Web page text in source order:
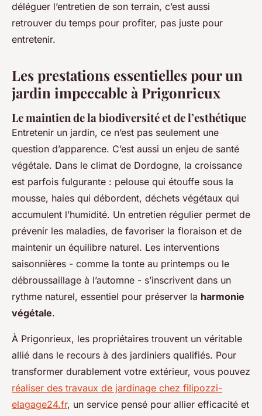
déléguer l’entretien de son terrain, c’est aussi
retrouver du temps pour profiter, pas juste pour
entretenir.
Les prestations essentielles pour un
jardin impeccable à Prigonrieux
Le maintien de la biodiversité et de l’esthétique
Entretenir un jardin, ce n’est pas seulement une
question d’apparence. C’est aussi un enjeu de santé
végétale. Dans le climat de Dordogne, la croissance
est parfois fulgurante : pelouse qui étouffe sous la
mousse, haies qui débordent, déchets végétaux qui
accumulent l’humidité. Un entretien régulier permet de
prévenir les maladies, de favoriser la floraison et de
maintenir un équilibre naturel. Les interventions
saisonnières - comme la tonte au printemps ou le
débroussaillage à l’automne - s’inscrivent dans un
rythme naturel, essentiel pour préserver la harmonie
végétale.
À Prigonrieux, les propriétaires trouvent un véritable
allié dans le recours à des jardiniers qualifiés. Pour
transformer durablement votre extérieur, vous pouvez
réaliser des travaux de jardinage chez filipozzi-
elagage24.fr, un service pensé pour allier efficacité et